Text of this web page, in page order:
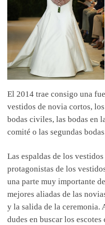
El 2014 trae consigo una
vestidos de novia cortos,
bodas civiles, las bodas en
comité o las segundas
Las espaldas de los
protagonistas de los
una parte muy importante
mejores aliadas de las
y la salida de la ceremonia.
dudes en buscar los